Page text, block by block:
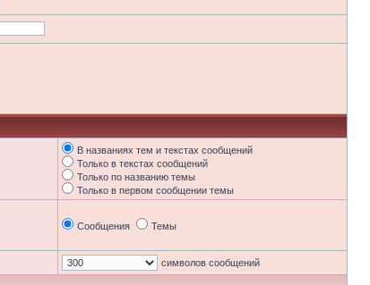
В названиях тем и текстах сообщений
Только в текстах сообщений
Только по названию темы
Только в первом сообщении темы
Сообщения Темы
символов сообщений